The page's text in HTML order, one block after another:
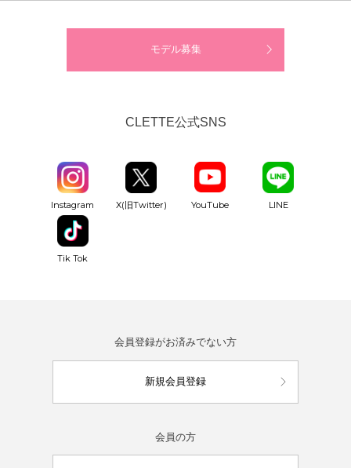
モデル募集
CLETTE公式SNS
Instagram X(旧Twitter) YouTube LINE
Tik Tok
会員登録がお済みでない方
新規会員登録
会員の方